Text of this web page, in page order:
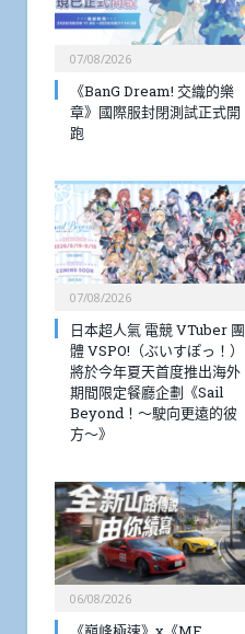
07/08/2026
《BanG Dream! 交織的樂
章》國際服封閉測試正式開
跑
07/08/2026
日本超人氣 電競 VTuber 團
體 VSPO!（ぶいすぽっ！）
將於今年夏天首度推出海外
期間限定餐廳企劃《Sail
Beyond！～駛向更遠的彼
方～》
06/08/2026